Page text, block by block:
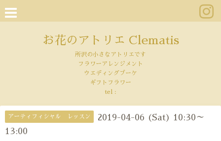
お花のアトリエ Clematis
所沢の小さなアトリエです
フラワーアレンジメント
ウエディングブーケ
ギフトフラワー
tel :
アーティフィシャル レッスン
2019-04-06 (Sat) 10:30～
13:00